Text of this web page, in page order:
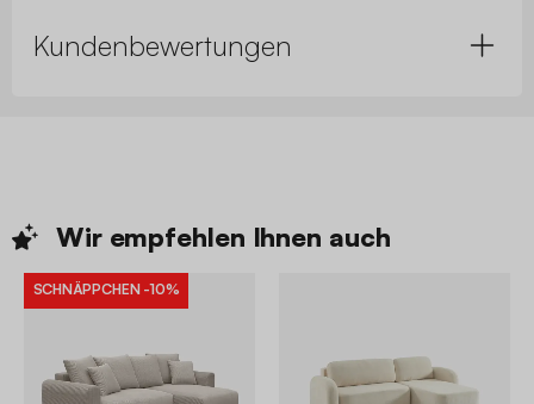
Kundenbewertungen
Wir empfehlen Ihnen auch
SCHNÄPPCHEN -10%